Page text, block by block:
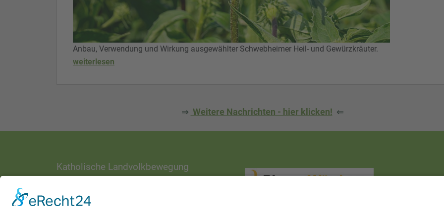
Anbau, Verwendung und Wirkung ausgewählter Schwebheimer Heil- und Gewürzkräuter.
weiterlesen
⇒ Weitere Nachrichten - hier klicken! ⇐
Katholische Landvolkbewegung
Ottostraße 1